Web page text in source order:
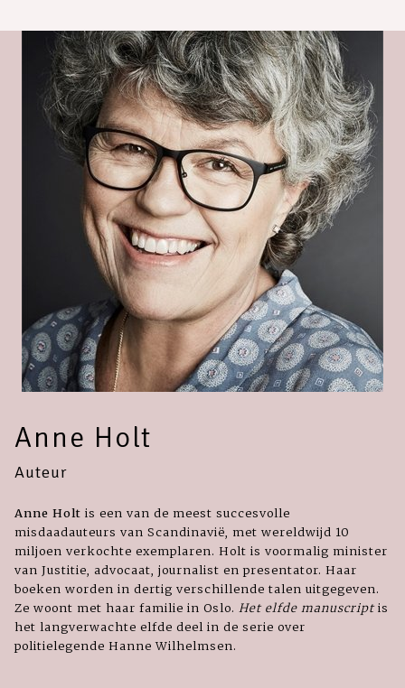
Anne Holt
Auteur
Anne Holt is een van de meest succesvolle
misdaadauteurs van Scandinavië, met wereldwijd 10
miljoen verkochte exemplaren. Holt is voormalig minister
van Justitie, advocaat, journalist en presentator. Haar
boeken worden in dertig verschillende talen uitgegeven.
Ze woont met haar familie in Oslo. Het elfde manuscriptis
het langverwachte elfde deel in de serie over
politielegende Hanne Wilhelmsen.